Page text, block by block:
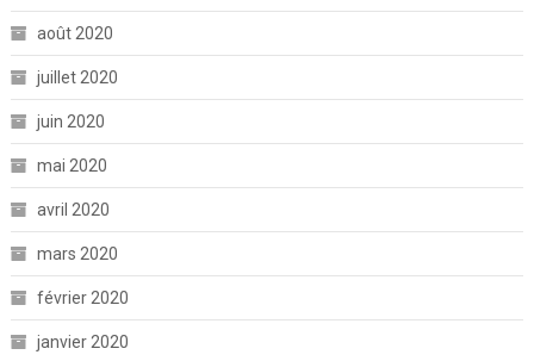
août 2020
juillet 2020
juin 2020
mai 2020
avril 2020
mars 2020
février 2020
janvier 2020